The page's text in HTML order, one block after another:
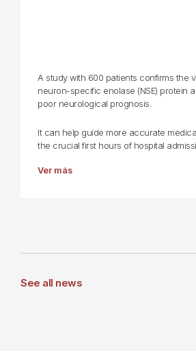
A study with 600 patients confirms the
neuron-specific enolase (NSE) protein
poor neurological prognosis.
It can help guide more accurate
the crucial first hours of hospital
Ver más
See all news